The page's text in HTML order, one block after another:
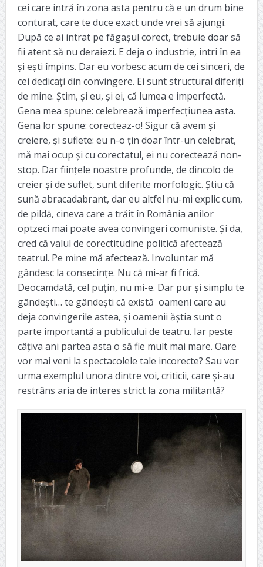
cei care intră în zona asta pentru că e un drum bine
conturat, care te duce exact unde vrei să ajungi.
După ce ai intrat pe făgașul corect, trebuie doar să
fii atent să nu deraiezi. E deja o industrie, intri în ea
și ești împins. Dar eu vorbesc acum de cei sinceri, de
cei dedicați din convingere. Ei sunt structural diferiți
de mine. Știm, și eu, și ei, că lumea e imperfectă.
Gena mea spune: celebrează imperfecțiunea asta.
Gena lor spune: corecteaz-o! Sigur că avem și
creiere, și suflete: eu n-o țin doar într-un celebrat,
mă mai ocup și cu corectatul, ei nu corectează non-
stop. Dar ființele noastre profunde, de dincolo de
creier și de suflet, sunt diferite morfologic. Știu că
sună abracadabrant, dar eu altfel nu-mi explic cum,
de pildă, cineva care a trăit în România anilor
optzeci mai poate avea convingeri comuniste. Și da,
cred că valul de corectitudine politică afectează
teatrul. Pe mine mă afectează. Involuntar mă
gândesc la consecințe. Nu că mi-ar fi frică.
Deocamdată, cel puțin, nu mi-e. Dar pur și simplu te
gândești… te gândești că există oameni care au
deja convingerile astea, și oamenii ăștia sunt o
parte importantă a publicului de teatru. Iar peste
câțiva ani partea asta o să fie mult mai mare. Oare
vor mai veni la spectacolele tale incorecte? Sau vor
urma exemplul unora dintre voi, criticii, care și-au
restrâns aria de interes strict la zona militantă?